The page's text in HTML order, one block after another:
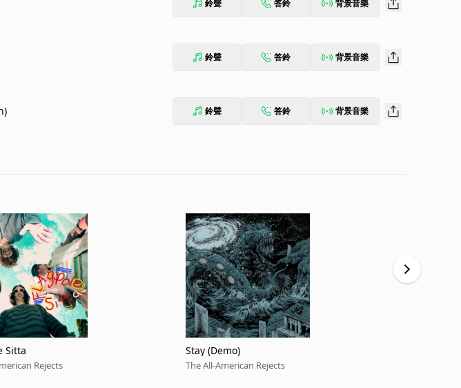
鈴聲 答鈴 背景音樂
鈴聲 答鈴 背景音樂
鈴聲 答鈴 背景音樂
Sitta
Rejects
Stay (Demo)
The All-American Rejects